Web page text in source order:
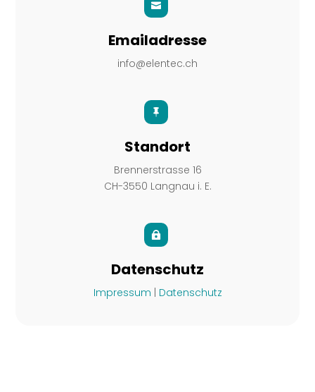

Emailadresse
info@elentec.ch

Standort
Brennerstrasse 16
CH-3550 Langnau i. E.

Datenschutz
Impressum Datenschutz